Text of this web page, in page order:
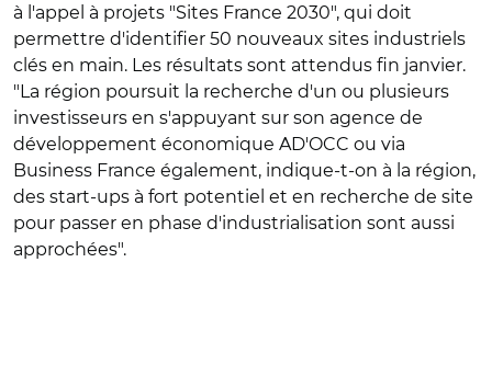
à l'appel à projets "Sites France 2030", qui doit
permettre d'identifier 50 nouveaux sites industriels
clés en main. Les résultats sont attendus fin janvier.
"La région poursuit la recherche d'un ou plusieurs
investisseurs en s'appuyant sur son agence de
développement économique AD'OCC ou via
Business France également, indique-t-on à la région,
des start-ups à fort potentiel et en recherche de site
pour passer en phase d'industrialisation sont aussi
approchées".